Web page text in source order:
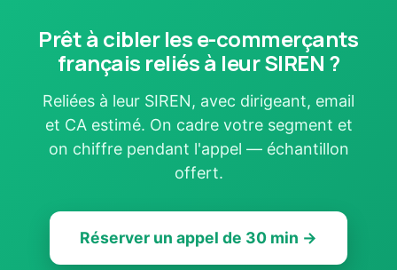
Prêt à cibler les e-commerçants
français reliés à leur SIREN ?
Reliées à leur SIREN, avec dirigeant, email
et CA estimé. On cadre votre segment et
on chiffre pendant l'appel — échantillon
offert.
Réserver un appel de 30 min →